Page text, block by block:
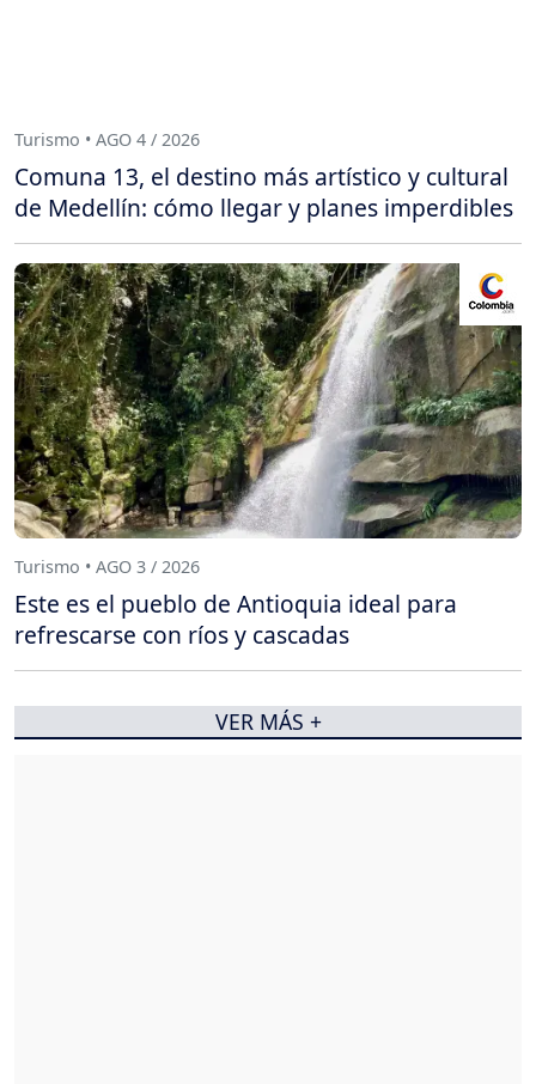
Turismo • AGO 4 / 2026
Comuna 13, el destino más artístico y cultural
de Medellín: cómo llegar y planes imperdibles
Turismo • AGO 3 / 2026
Este es el pueblo de Antioquia ideal para
refrescarse con ríos y cascadas
VER MÁS +